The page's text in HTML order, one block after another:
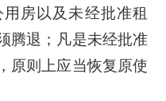
房以及未经批准租
腾退；凡是未经批准
原则上应当恢复原使